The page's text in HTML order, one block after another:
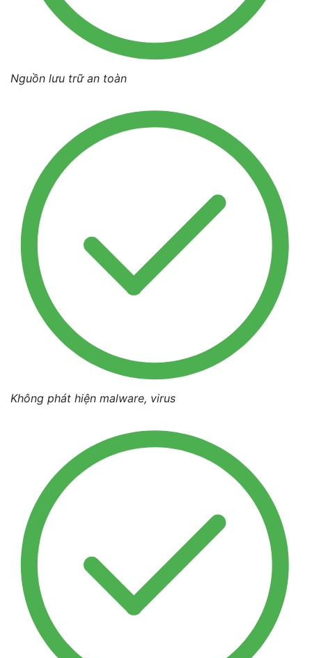
Nguồn lưu trữ an toàn
Không phát hiện malware, virus